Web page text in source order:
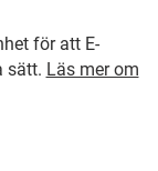
för att E-
sätt. Läs mer om
DIREKT TILL